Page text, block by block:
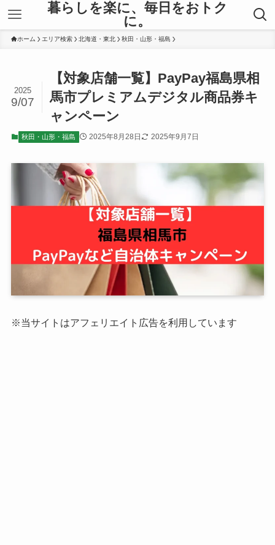
暮らしを楽に、毎日をおトク
に。
ホーム エリア検索 北海道・東北 秋田・山形・福島
【対象店舗一覧】PayPay福島県相
馬市プレミアムデジタル商品券キ
ャンペーン
2025
9/07
秋田・山形・福島 2025年8月28日 2025年9月7日
※当サイトはアフェリエイト広告を利用しています